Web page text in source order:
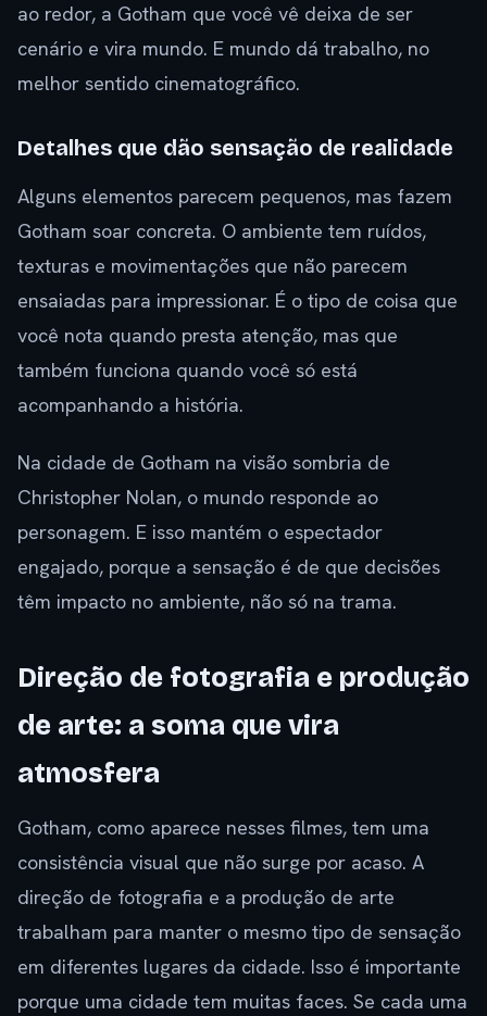
ao redor, a Gotham que você vê deixa de ser
cenário e vira mundo. E mundo dá trabalho, no
melhor sentido cinematográfico.
Detalhes que dão sensação de realidade
Alguns elementos parecem pequenos, mas fazem
Gotham soar concreta. O ambiente tem ruídos,
texturas e movimentações que não parecem
ensaiadas para impressionar. É o tipo de coisa que
você nota quando presta atenção, mas que
também funciona quando você só está
acompanhando a história.
Na cidade de Gotham na visão sombria de
Christopher Nolan, o mundo responde ao
personagem. E isso mantém o espectador
engajado, porque a sensação é de que decisões
têm impacto no ambiente, não só na trama.
Direção de fotografia e produção
de arte: a soma que vira
atmosfera
Gotham, como aparece nesses filmes, tem uma
consistência visual que não surge por acaso. A
direção de fotografia e a produção de arte
trabalham para manter o mesmo tipo de sensação
em diferentes lugares da cidade. Isso é importante
porque uma cidade tem muitas faces. Se cada uma